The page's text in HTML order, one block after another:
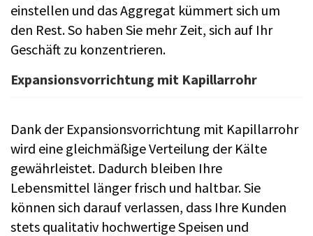
einstellen und das Aggregat kümmert sich um
den Rest. So haben Sie mehr Zeit, sich auf Ihr
Geschäft zu konzentrieren.
Expansionsvorrichtung mit Kapillarrohr
Dank der Expansionsvorrichtung mit Kapillarrohr
wird eine gleichmäßige Verteilung der Kälte
gewährleistet. Dadurch bleiben Ihre
Lebensmittel länger frisch und haltbar. Sie
können sich darauf verlassen, dass Ihre Kunden
stets qualitativ hochwertige Speisen und